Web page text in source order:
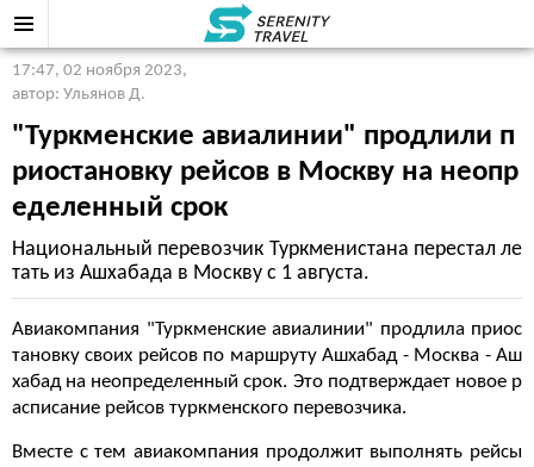
17:47, 02 ноября 2023,
автор: Ульянов Д.
"Туркменские авиалинии" продлили п
риостановку рейсов в Москву на неопр
еделенный срок
Национальный перевозчик Туркменистана перестал ле
тать из Ашхабада в Москву с 1 августа.
Авиакомпания "Туркменские авиалинии" продлила приос
тановку своих рейсов по маршруту Ашхабад - Москва - Аш
хабад на неопределенный срок. Это подтверждает новое р
асписание рейсов туркменского перевозчика.
Вместе с тем авиакомпания продолжит выполнять рейсы